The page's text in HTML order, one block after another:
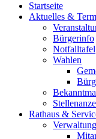
Startseite
Aktuelles &
Bürgerinfo
Notfalltafel
Wahlen
Rathaus &
Verwaltung